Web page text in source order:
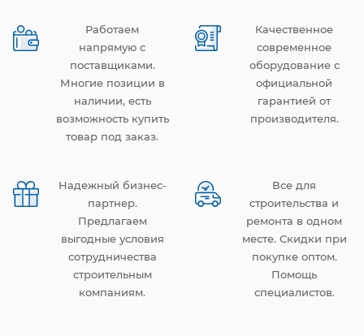
Работаем
напрямую с
поставщиками.
Многие позиции в
наличии, есть
возможность купить
товар под заказ.
Качественное
современное
оборудование с
официальной
гарантией от
производителя.
Надежный бизнес-
партнер.
Предлагаем
выгодные условия
сотрудничества
строительным
компаниям.
Все для
строительства и
ремонта в одном
месте. Скидки при
покупке оптом.
Помощь
специалистов.